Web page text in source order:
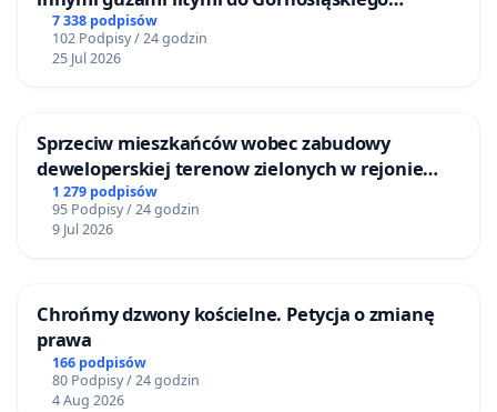
Centrum Zdrowia Dziecka w Katowicach
7 338 podpisów
102 Podpisy / 24 godzin
25 Jul 2026
Sprzeciw mieszkańców wobec zabudowy
deweloperskiej terenow zielonych w rejonie
Bulwarów Straceńskich w Bielsku-Białej
1 279 podpisów
95 Podpisy / 24 godzin
9 Jul 2026
Chrońmy dzwony kościelne. Petycja o zmianę
prawa
166 podpisów
80 Podpisy / 24 godzin
4 Aug 2026